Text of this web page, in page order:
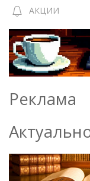
АКЦИИ
Реклама